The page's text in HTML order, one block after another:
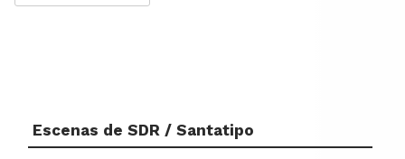
Escenas de SDR / Santatipo